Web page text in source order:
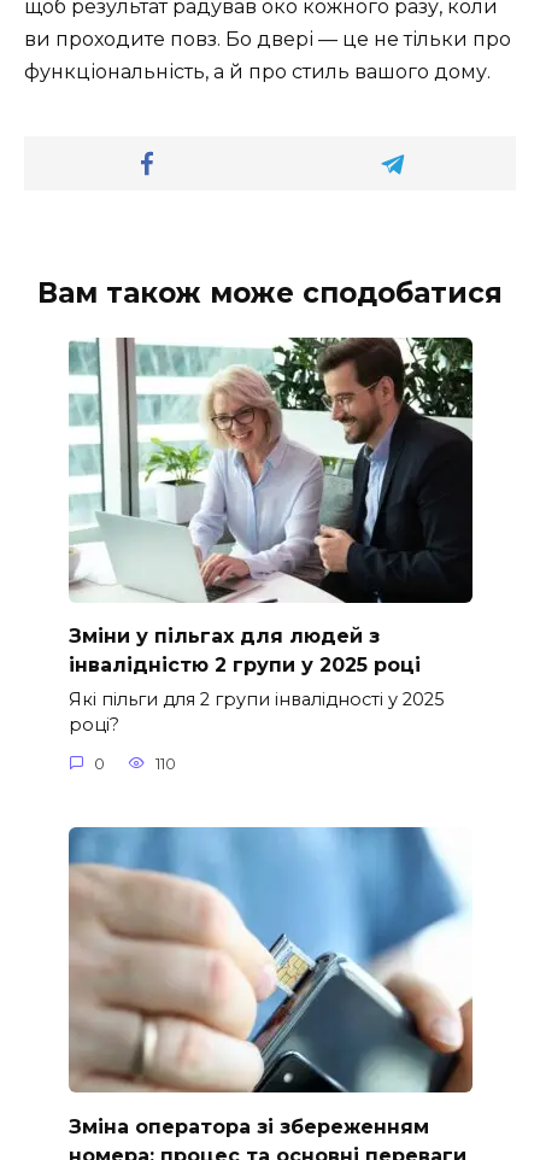
щоб результат радував око кожного разу, коли
ви проходите повз. Бо двері — це не тільки про
функціональність, а й про стиль вашого дому.
Вам також може сподобатися
Зміни у пільгах для людей з
інвалідністю 2 групи у 2025 році
Які пільги для 2 групи інвалідності у 2025
році?
0 110
Зміна оператора зі збереженням
номера: процес та основні переваги